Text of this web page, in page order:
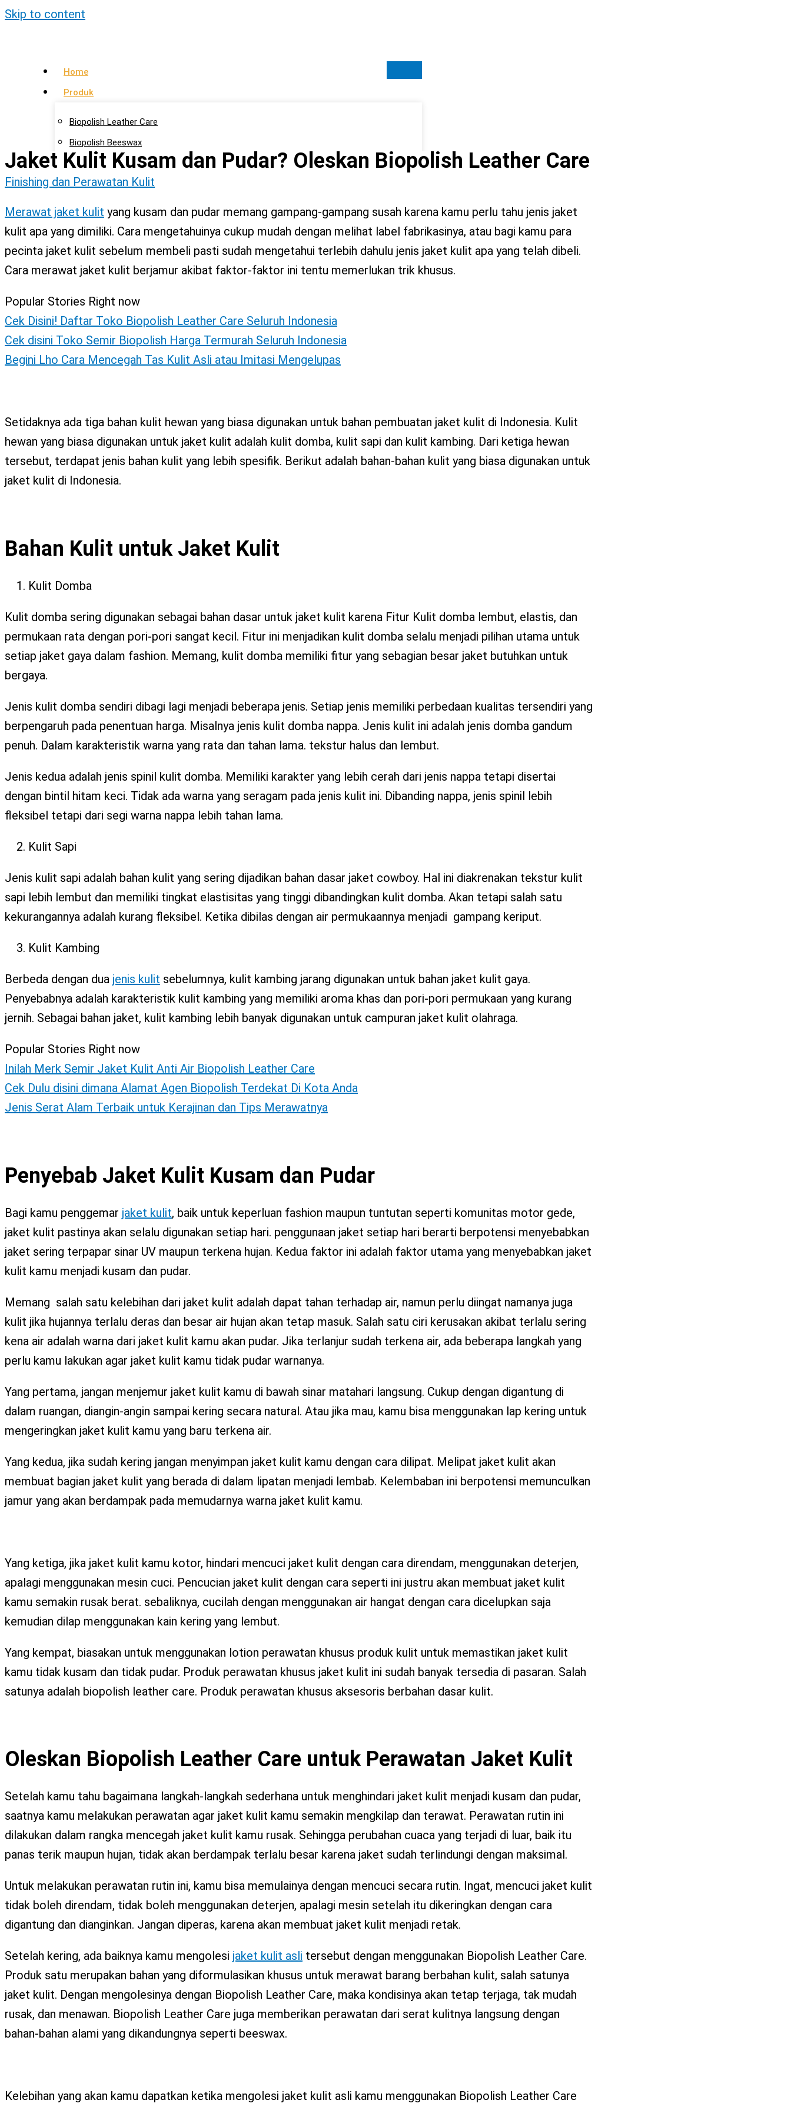
Skip to content
Home
Produk
Biopolish Leather Care
Biopolish Beeswax
Biopolish Natural Oil
Lokasi Agen
Kontak Kami
X
Jaket Kulit Kusam dan Pudar? Oleskan Biopolish Leather Care
Finishing dan Perawatan Kulit
Merawat jaket kulit yang kusam dan pudar memang gampang-gampang susah karena kamu perlu tahu jenis jaket
kulit apa yang dimiliki. Cara mengetahuinya cukup mudah dengan melihat label fabrikasinya, atau bagi kamu para
pecinta jaket kulit sebelum membeli pasti sudah mengetahui terlebih dahulu jenis jaket kulit apa yang telah dibeli.
Cara merawat jaket kulit berjamur akibat faktor-faktor ini tentu memerlukan trik khusus.
Popular Stories Right now
Cek Disini! Daftar Toko Biopolish Leather Care Seluruh Indonesia
Cek disini Toko Semir Biopolish Harga Termurah Seluruh Indonesia
Begini Lho Cara Mencegah Tas Kulit Asli atau Imitasi Mengelupas
Setidaknya ada tiga bahan kulit hewan yang biasa digunakan untuk bahan pembuatan jaket kulit di Indonesia. Kulit
hewan yang biasa digunakan untuk jaket kulit adalah kulit domba, kulit sapi dan kulit kambing. Dari ketiga hewan
tersebut, terdapat jenis bahan kulit yang lebih spesifik. Berikut adalah bahan-bahan kulit yang biasa digunakan untuk
jaket kulit di Indonesia.
Bahan Kulit untuk Jaket Kulit
Kulit Domba
Kulit domba sering digunakan sebagai bahan dasar untuk jaket kulit karena Fitur Kulit domba lembut, elastis, dan
permukaan rata dengan pori-pori sangat kecil. Fitur ini menjadikan kulit domba selalu menjadi pilihan utama untuk
setiap jaket gaya dalam fashion. Memang, kulit domba memiliki fitur yang sebagian besar jaket butuhkan untuk
bergaya.
Jenis kulit domba sendiri dibagi lagi menjadi beberapa jenis. Setiap jenis memiliki perbedaan kualitas tersendiri yang
berpengaruh pada penentuan harga. Misalnya jenis kulit domba nappa. Jenis kulit ini adalah jenis domba gandum
penuh. Dalam karakteristik warna yang rata dan tahan lama. tekstur halus dan lembut.
Jenis kedua adalah jenis spinil kulit domba. Memiliki karakter yang lebih cerah dari jenis nappa tetapi disertai
dengan bintil hitam keci. Tidak ada warna yang seragam pada jenis kulit ini. Dibanding nappa, jenis spinil lebih
fleksibel tetapi dari segi warna nappa lebih tahan lama.
Kulit Sapi
Jenis kulit sapi adalah bahan kulit yang sering dijadikan bahan dasar jaket cowboy. Hal ini diakrenakan tekstur kulit
sapi lebih lembut dan memiliki tingkat elastisitas yang tinggi dibandingkan kulit domba. Akan tetapi salah satu
kekurangannya adalah kurang fleksibel. Ketika dibilas dengan air permukaannya menjadi gampang keriput.
Kulit Kambing
Berbeda dengan dua jenis kulit sebelumnya, kulit kambing jarang digunakan untuk bahan jaket kulit gaya.
Penyebabnya adalah karakteristik kulit kambing yang memiliki aroma khas dan pori-pori permukaan yang kurang
jernih. Sebagai bahan jaket, kulit kambing lebih banyak digunakan untuk campuran jaket kulit olahraga.
Popular Stories Right now
Inilah Merk Semir Jaket Kulit Anti Air Biopolish Leather Care
Cek Dulu disini dimana Alamat Agen Biopolish Terdekat Di Kota Anda
Jenis Serat Alam Terbaik untuk Kerajinan dan Tips Merawatnya
Penyebab Jaket Kulit Kusam dan Pudar
Bagi kamu penggemar jaket kulit, baik untuk keperluan fashion maupun tuntutan seperti komunitas motor gede,
jaket kulit pastinya akan selalu digunakan setiap hari. penggunaan jaket setiap hari berarti berpotensi menyebabkan
jaket sering terpapar sinar UV maupun terkena hujan. Kedua faktor ini adalah faktor utama yang menyebabkan jaket
kulit kamu menjadi kusam dan pudar.
Memang salah satu kelebihan dari jaket kulit adalah dapat tahan terhadap air, namun perlu diingat namanya juga
kulit jika hujannya terlalu deras dan besar air hujan akan tetap masuk. Salah satu ciri kerusakan akibat terlalu sering
kena air adalah warna dari jaket kulit kamu akan pudar. Jika terlanjur sudah terkena air, ada beberapa langkah yang
perlu kamu lakukan agar jaket kulit kamu tidak pudar warnanya.
Yang pertama, jangan menjemur jaket kulit kamu di bawah sinar matahari langsung. Cukup dengan digantung di
dalam ruangan, diangin-angin sampai kering secara natural. Atau jika mau, kamu bisa menggunakan lap kering untuk
mengeringkan jaket kulit kamu yang baru terkena air.
Yang kedua, jika sudah kering jangan menyimpan jaket kulit kamu dengan cara dilipat. Melipat jaket kulit akan
membuat bagian jaket kulit yang berada di dalam lipatan menjadi lembab. Kelembaban ini berpotensi memunculkan
jamur yang akan berdampak pada memudarnya warna jaket kulit kamu.
Yang ketiga, jika jaket kulit kamu kotor, hindari mencuci jaket kulit dengan cara direndam, menggunakan deterjen,
apalagi menggunakan mesin cuci. Pencucian jaket kulit dengan cara seperti ini justru akan membuat jaket kulit
kamu semakin rusak berat. sebaliknya, cucilah dengan menggunakan air hangat dengan cara dicelupkan saja
kemudian dilap menggunakan kain kering yang lembut.
Yang kempat, biasakan untuk menggunakan lotion perawatan khusus produk kulit untuk memastikan jaket kulit
kamu tidak kusam dan tidak pudar. Produk perawatan khusus jaket kulit ini sudah banyak tersedia di pasaran. Salah
satunya adalah biopolish leather care. Produk perawatan khusus aksesoris berbahan dasar kulit.
Oleskan Biopolish Leather Care untuk Perawatan Jaket Kulit
Setelah kamu tahu bagaimana langkah-langkah sederhana untuk menghindari jaket kulit menjadi kusam dan pudar,
saatnya kamu melakukan perawatan agar jaket kulit kamu semakin mengkilap dan terawat. Perawatan rutin ini
dilakukan dalam rangka mencegah jaket kulit kamu rusak. Sehingga perubahan cuaca yang terjadi di luar, baik itu
panas terik maupun hujan, tidak akan berdampak terlalu besar karena jaket sudah terlindungi dengan maksimal.
Untuk melakukan perawatan rutin ini, kamu bisa memulainya dengan mencuci secara rutin. Ingat, mencuci jaket kulit
tidak boleh direndam, tidak boleh menggunakan deterjen, apalagi mesin setelah itu dikeringkan dengan cara
digantung dan dianginkan. Jangan diperas, karena akan membuat jaket kulit menjadi retak.
Setelah kering, ada baiknya kamu mengolesi jaket kulit asli tersebut dengan menggunakan Biopolish Leather Care.
Produk satu merupakan bahan yang diformulasikan khusus untuk merawat barang berbahan kulit, salah satunya
jaket kulit. Dengan mengolesinya dengan Biopolish Leather Care, maka kondisinya akan tetap terjaga, tak mudah
rusak, dan menawan. Biopolish Leather Care juga memberikan perawatan dari serat kulitnya langsung dengan
bahan-bahan alami yang dikandungnya seperti beeswax.
Kelebihan yang akan kamu dapatkan ketika mengolesi jaket kulit asli kamu menggunakan Biopolish Leather Care